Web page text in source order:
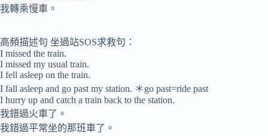
我轉乘慢車。
高頻描述句 坐過站SOS求救句：
I missed the train.
I missed my usual train.
I fell asleep on the train.
I fall asleep and go past my station. ＊go past=ride past
I hurry up and catch a train back to the station.
我錯過火車了。
我錯過平常坐的那班車了。